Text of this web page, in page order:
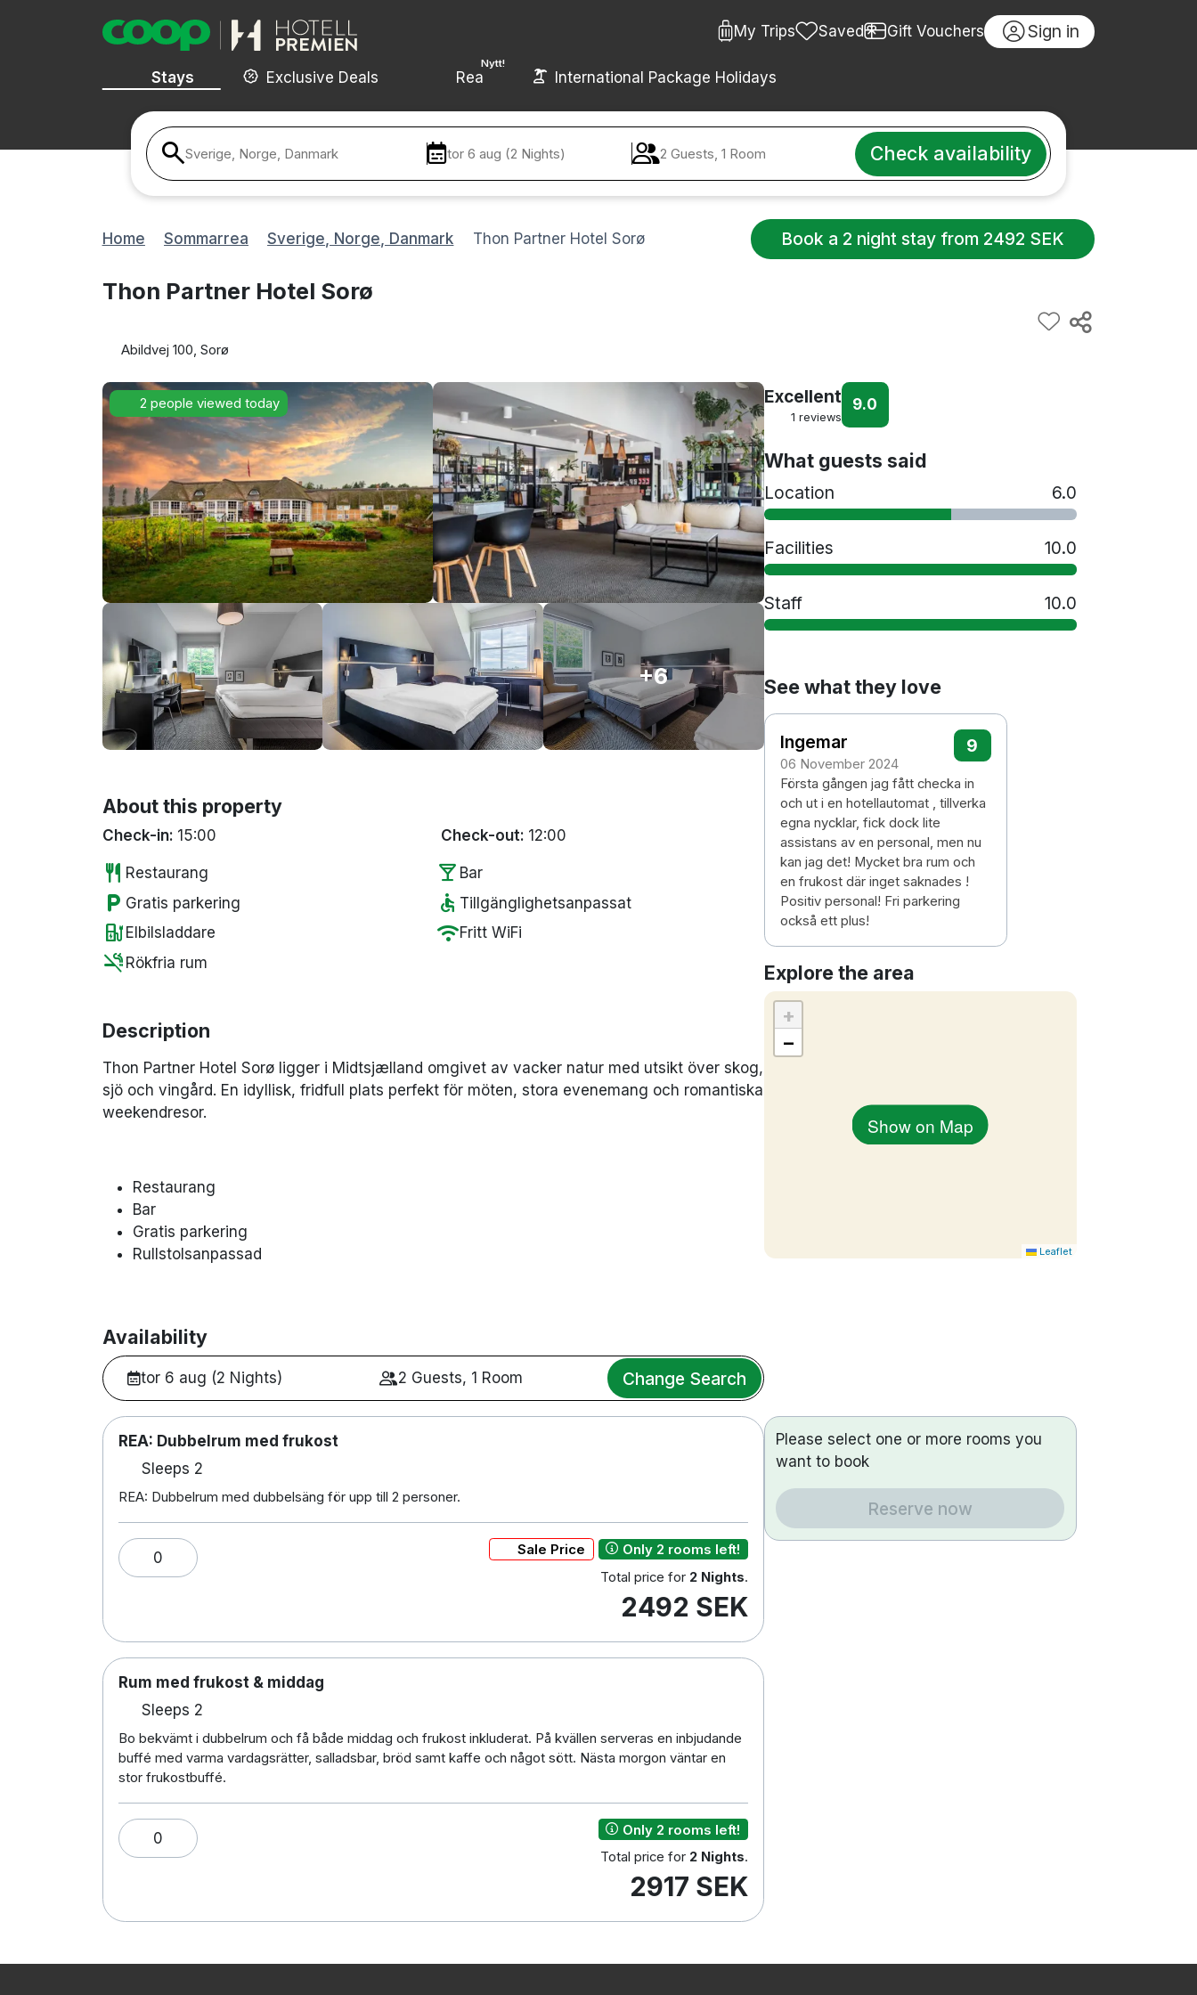
My Trips Saved Gift Vouchers Sign in
Stays Exclusive Deals
Nytt!
Rea International Package Holidays
Sverige, Norge, Danmark tor 6 aug (2 Nights) 2 Guests, 1 Room Check availability
Home Sommarrea Sverige, Norge, Danmark Thon Partner Hotel Sorø Book a 2 night stay from 2492 SEK
Thon Partner Hotel Sorø
Abildvej 100, Sorø
2 people viewed today
+6
About this property
Check-in: 15:00 Check-out: 12:00
restaurant Restaurang local_bar Bar
local_parking Gratis parkering accessible Tillgänglighetsanpassat
ev_station Elbilsladdare wifiFritt WiFi
smoke_free Rökfria rum
Description
Thon Partner Hotel Sorø ligger i Midtsjælland omgivet av vacker natur med utsikt över skog,
sjö och vingård. En idyllisk, fridfull plats perfekt för möten, stora evenemang och romantiska
weekendresor.
Restaurang
Bar
Gratis parkering
Rullstolsanpassad
Availability
tor 6 aug (2 Nights) 2 Guests, 1 Room Change Search
REA: Dubbelrum med frukost
Sleeps 2
REA: Dubbelrum med dubbelsäng för upp till 2 personer.
0 Sale Price
Only 2 rooms left!
Total price for 2 Nights.
2492 SEK
Rum med frukost & middag
Sleeps 2
Bo bekvämt i dubbelrum och få både middag och frukost inkluderat. På kvällen serveras en inbjudande
buffé med varma vardagsrätter, salladsbar, bröd samt kaffe och något sött. Nästa morgon väntar en
stor frukostbuffé.
0
Only 2 rooms left!
Total price for 2 Nights.
2917 SEK
Excellent
1 reviews
9.0
What guests said
Location 6.0
Facilities 10.0
Staff 10.0
See what they love
Ingemar
06 November 2024
9
Första gången jag fått checka in
och ut i en hotellautomat , tillverka
egna nycklar, fick dock lite
assistans av en personal, men nu
kan jag det! Mycket bra rum och
en frukost där inget saknades !
Positiv personal! Fri parkering
också ett plus!
Explore the area
Show on Map
+
−
Leaflet
Please select one or more rooms you
want to book
Reserve now